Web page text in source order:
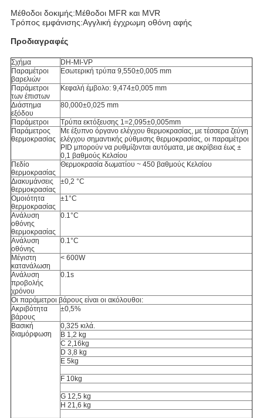
Μέθοδοι δοκιμής:Μέθοδοι MFR και MVR
Τρόπος εμφάνισης:Αγγλική έγχρωμη οθόνη αφής
Προδιαγραφές
Σχήμα
DH-MI-VP
Παραμέτροι
βαρελιών
Εσωτερική τρύπα 9,550±0,005 mm
Παράμετροι
των έπιστων
Κεφαλή έμβολο: 9,474±0,005 mm
Διάστημα
εξόδου
80,000±0,025 mm
Παράμετροι
Τρύπα εκτόξευσης 1=2,095±0,005mm
Παράμετρος
θερμοκρασίας
Με έξυπνο όργανο ελέγχου θερμοκρασίας, με τέσσερα ζεύγη
ελέγχου σημαντικής ρύθμισης θερμοκρασίας, οι παραμέτροι
PID μπορούν να ρυθμίζονται αυτόματα, με ακρίβεια έως ±
0,1 βαθμούς Κελσίου
Πεδίο
θερμοκρασίας
Θερμοκρασία δωματίου ~ 450 βαθμούς Κελσίου
Διακυμάνσεις
θερμοκρασίας
±0,2 °C
Ομοιότητα
θερμοκρασίας
±1°C
Ανάλυση
οθόνης
θερμοκρασίας
0.1°C
Ανάλυση
οθόνης
0.1°C
Μέγιστη
κατανάλωση
< 600W
Ανάλυση
προβολής
χρόνου
0.1s
Οι παράμετροι βάρους είναι οι ακόλουθοι:
Ακριβότητα
βάρους
±0,5%
Βασική
διαμόρφωση
0,325 κιλά.
Β 1,2 kg
C 2,16kg
D 3,8 kg
Ε 5kg
F 10kg
G 12,5 kg
H 21,6 kg